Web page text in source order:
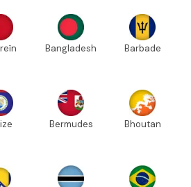
Bangladesh Barbade
Bermudes Bhoutan